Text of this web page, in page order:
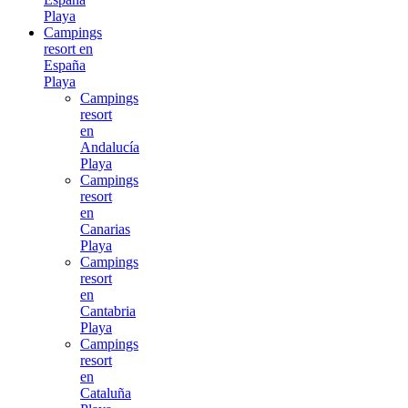
Playa
Campings
resort en
España
Playa
Campings
resort
en
Andalucía
Playa
Campings
resort
en
Canarias
Playa
Campings
resort
en
Cantabria
Playa
Campings
resort
en
Cataluña